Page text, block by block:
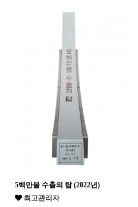
5백만불 수출의 탑 (2022년)
최고관리자